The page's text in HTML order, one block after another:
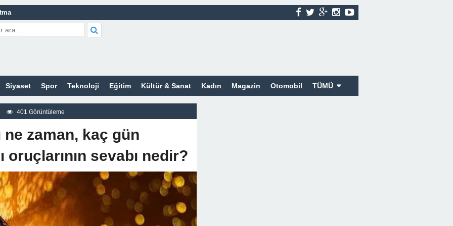
Nelerdir?
Nelerdir?
Nelerdir?
Bayan Sitesi
Siyaset Spor Teknoloji Eğitim Kültür & Sanat Kadın Magazin Otomobil TÜMÜ
401 Görüntüleme
zaman, kaç gün
sevabı nedir?